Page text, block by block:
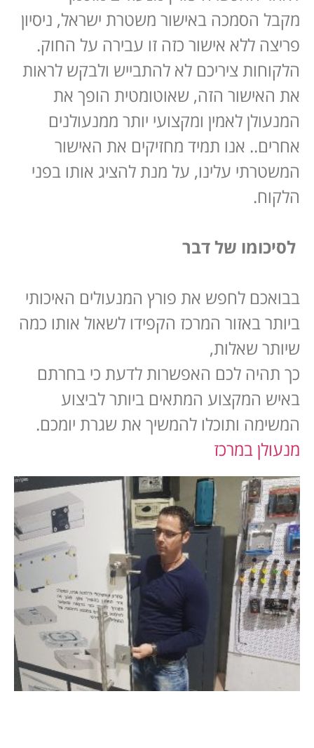
מקבל הסמכה באישור משטרת ישראל, ניסיון
פריצה ללא אישור כזה זו עבירה על החוק.
הלקוחות ציריכם לא להתבייש ולבקש לראות
את האישור הזה, שאוטומטית הופך את
המנעולן לאמין ומקצועי יותר ממנעולנים
אחרים.. אנו תמיד מחזיקים את האישור
המשטרתי עלינו, על מנת להציג אותו בפני
הלקוח.
לסיכומו של דבר
בבואכם לחפש את פורץ המנעולים האיכותי
ביותר באזור המרכז הקפידו לשאול אותו כמה
שיותר שאלות,
כך תהיה לכם האפשרות לדעת כי בחרתם
באיש המקצוע המתאים ביותר לביצוע
המשימה ותוכלו להמשיך את שגרת יומכם.
מנעולן במרכז